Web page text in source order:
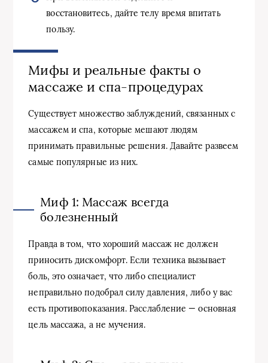
восстановитесь, дайте телу время впитать
пользу.
Мифы и реальные факты о
массаже и спа-процедурах
Существует множество заблуждений, связанных с
массажем и спа, которые мешают людям
принимать правильные решения. Давайте развеем
самые популярные из них.
Миф 1: Массаж всегда
болезненный
Правда в том, что хороший массаж не должен
приносить дискомфорт. Если техника вызывает
боль, это означает, что либо специалист
неправильно подобрал силу давления, либо у вас
есть противопоказания. Расслабление — основная
цель массажа, а не мучения.